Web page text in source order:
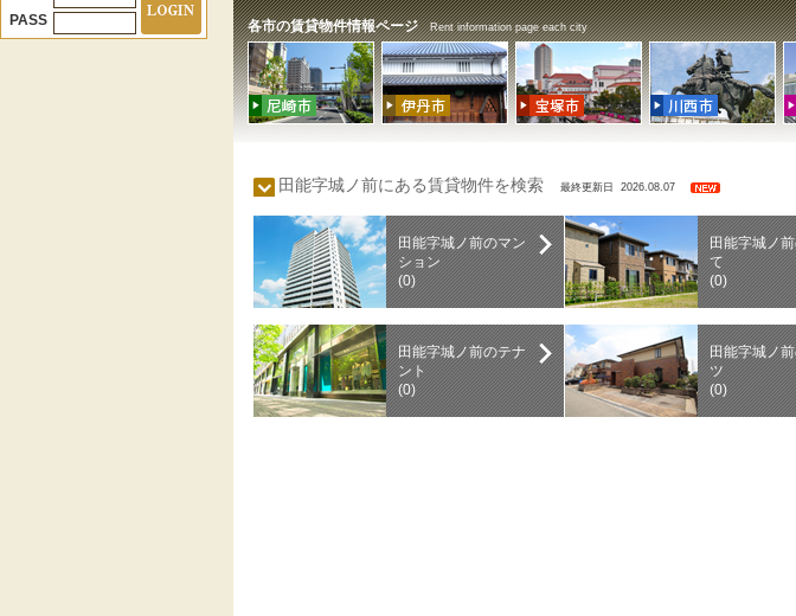
各市の賃貸物件情報ページ Rent information page each city
田能字城ノ前にある賃貸物件を検索 最終更新日 2026.08.07
田能字城ノ前のマン
ション
(0)
田能字城ノ
て
(0)
田能字城ノ前のテナ
ント
(0)
田能字城ノ
ツ
(0)
PASS